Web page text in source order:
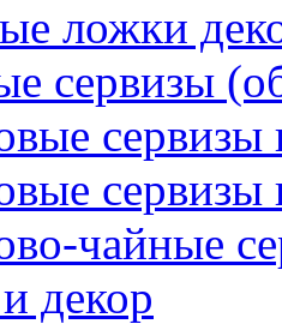
ложки
сервизы
сервизы
сервизы
чайные
декор